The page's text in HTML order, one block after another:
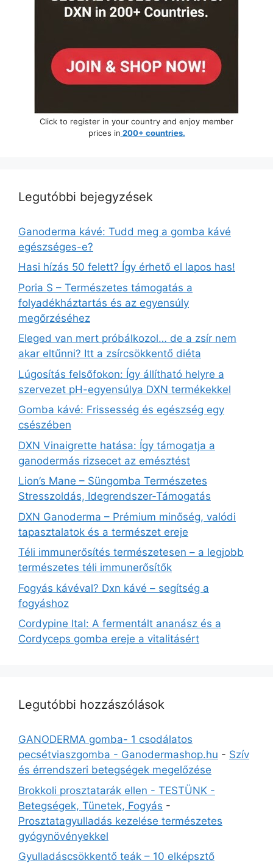
Click to register in your country and enjoy member
prices in 200+ countries.
Legutóbbi bejegyzések
Ganoderma kávé: Tudd meg a gomba kávé
egészséges-e?
Hasi hízás 50 felett? Így érhető el lapos has!
Poria S – Természetes támogatás a
folyadékháztartás és az egyensúly
megőrzéséhez
Eleged van mert próbálkozol… de a zsír nem
akar eltűnni? Itt a zsírcsökkentő diéta
Lúgosítás felsőfokon: Így állítható helyre a
szervezet pH-egyensúlya DXN termékekkel
Gomba kávé: Frissesség és egészség egy
csészében
DXN Vinaigrette hatása: Így támogatja a
ganodermás rizsecet az emésztést
Lion’s Mane – Süngomba Természetes
Stresszoldás, Idegrendszer‑Támogatás
DXN Ganoderma – Prémium minőség, valódi
tapasztalatok és a természet ereje
Téli immunerősítés természetesen – a legjobb
természetes téli immunerősítők
Fogyás kávéval? Dxn kávé – segítség a
fogyáshoz
Cordypine Ital: A fermentált ananász és a
Cordyceps gomba ereje a vitalitásért
Legutóbbi hozzászólások
GANODERMA gomba- 1 csodálatos
pecsétviaszgomba - Ganodermashop.hu - Szív
és érrendszeri betegségek megelőzése
Brokkoli prosztatarák ellen - TESTÜNK -
Betegségek, Tünetek, Fogyás -
Prosztatagyulladás kezelése természetes
gyógynövényekkel
Gyulladáscsökkentő teák – 10 elképsztő